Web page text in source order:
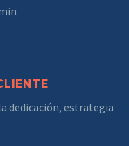
dedicación, estrategia